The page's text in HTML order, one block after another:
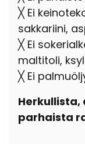
╳ Ei
sakkariini,
╳ Ei
maltitoli,
╳ Ei
Herkullista,
parhaista